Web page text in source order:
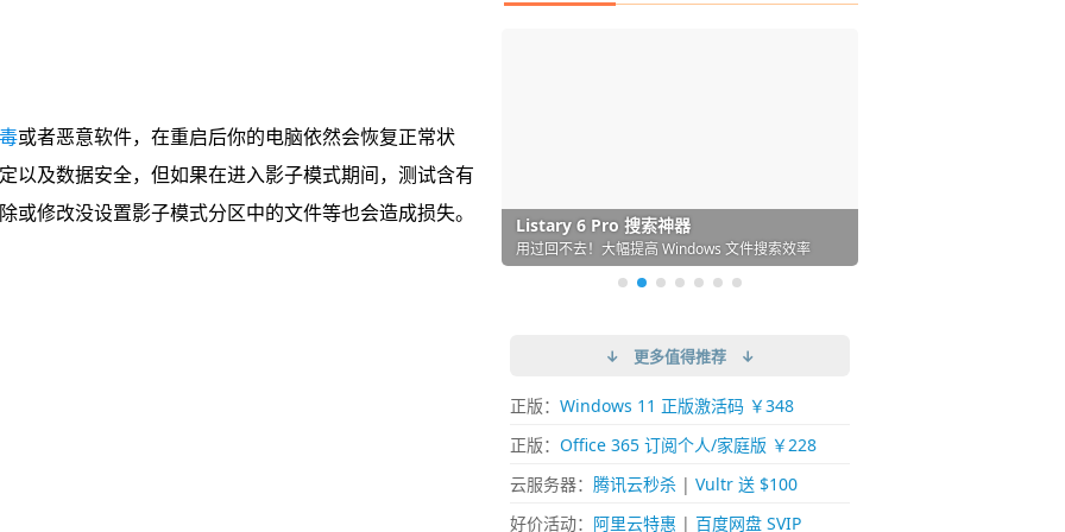
或者恶意软件，在重启后你的电脑依然会恢复正常状
以及数据安全，但如果在进入影子模式期间，测试含有
修改没设置影子模式分区中的文件等也会造成损失。
IDM 必备的下载神器
超强的 Windows 平台下载工具
Listary 6 Pro 搜索神器
用过回不去！大幅提高 Windows 文件搜索效率
Fences 桌面图标自动整理/美化神器
懒人必备！图标再多桌面也不再凌乱！
Parallels Desktop 虚拟机
在 Mac 上流畅运行 Windows (支持 M 芯片)
Downie 下载网络视频的神器 (Mac)
一键下视频，超简单好用！谁用谁知道
Typora - 极简好用的 Markdown 编辑器
颠覆写作体验！跨平台支持 Win / Mac
↓ 更多值得推荐 ↓
正版： Windows 11 正版激活码 ￥348
正版： Office 365 订阅个人/家庭版 ￥228
云服务器： 腾讯云秒杀| Vultr 送 $100
好价活动： 阿里云特惠 | 百度网盘 SVIP